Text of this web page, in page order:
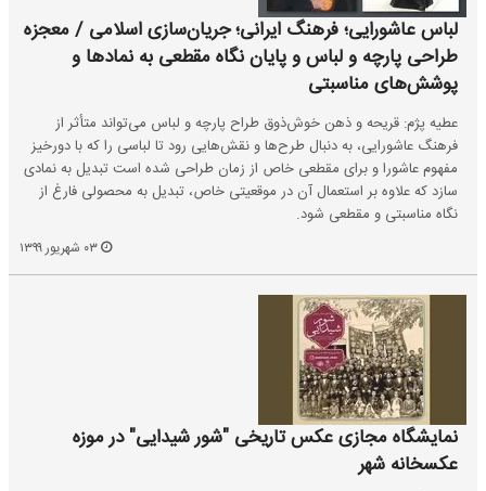
لباس عاشورایی؛ فرهنگ ایرانی؛ جریان‌سازی اسلامی / معجزه
طراحی پارچه و لباس و پایان نگاه مقطعی به نمادها و
پوشش‌های مناسبتی
عطیه پژم: قریحه و ذهن خوش‌ذوق طراح پارچه و لباس می‌تواند متأثر از
فرهنگ عاشورایی، به دنبال طرح‌ها و نقش‌هایی رود تا لباسی را که با دورخیز
مفهوم عاشورا و برای مقطعی خاص از زمان طراحی شده است تبدیل به نمادی
سازد که علاوه بر استعمال آن در موقعیتی خاص، تبدیل به محصولی فارغ از
نگاه مناسبتی و مقطعی شود.
نمایشگاه مجازی عکس تاریخی‌ "شور شیدایی" در موزه
عکسخانه شهر